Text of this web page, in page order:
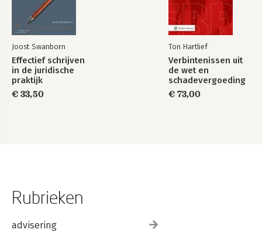
Joost Swanborn
Effectief schrijven
in de juridische
praktijk
€ 33,50
Ton Hartlief
Verbintenissen uit
de wet en
schadevergoeding
€ 73,00
Rubrieken
advisering